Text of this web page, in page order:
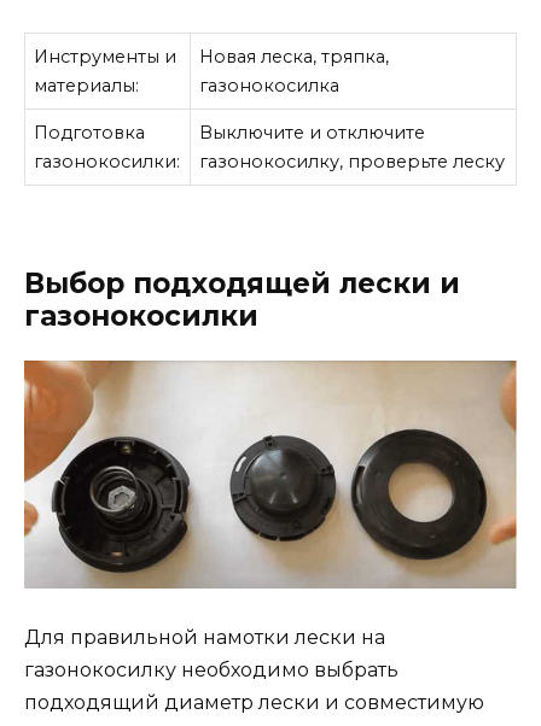
Инструменты и
материалы:
Новая леска, тряпка,
газонокосилка
Подготовка
газонокосилки:
Выключите и отключите
газонокосилку, проверьте леску
Выбор подходящей лески и
газонокосилки
Для правильной намотки лески на
газонокосилку необходимо выбрать
подходящий диаметр лески и совместимую